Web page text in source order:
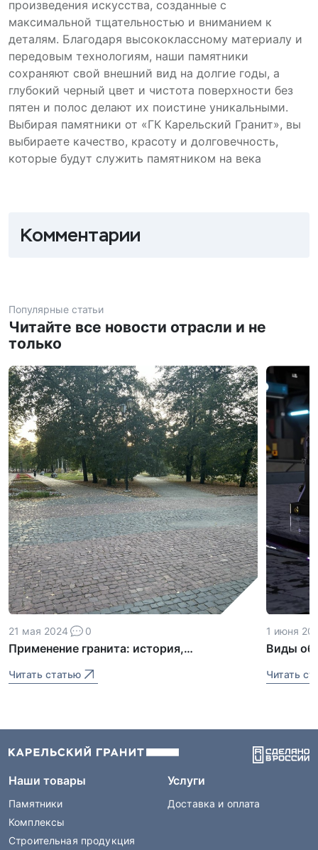
произведения искусства, созданные с
максимальной тщательностью и вниманием к
деталям. Благодаря высококлассному материалу и
передовым технологиям, наши памятники
сохраняют свой внешний вид на долгие годы, а
глубокий черный цвет и чистота поверхности без
пятен и полос делают их поистине уникальными.
Выбирая памятники от «ГК Карельский Гранит», вы
выбираете качество, красоту и долговечность,
которые будут служить памятником на века
Комментарии
Популярные статьи
Читайте все новости отрасли и не
только
21 мая 2024 0
Применение гранита: история,
Читать статью
1 июня
Виды
Читать
Наши товары
Памятники
Комплексы
Строительная продукция
Услуги
Доставка и оплата